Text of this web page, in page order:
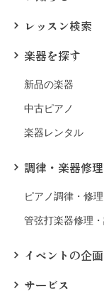
レッスン検索
楽器を探す
新品の楽器
中古ピアノ
楽器レンタル
調律・楽器修
ピアノ調律・修理
管弦打楽器修理
イベントの企画
サービス